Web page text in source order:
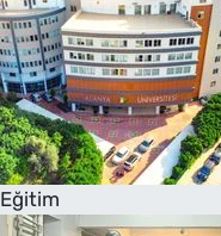
Eğitim